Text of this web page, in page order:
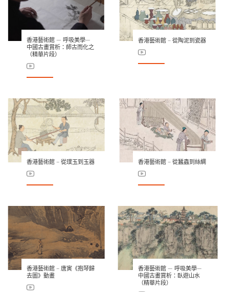
香港藝術館 — 呼吸美學—
中國古畫賞析：師古而化之
（精華片段）
香港藝術館 – 從陶泥到瓷器
香港藝術館 – 從璞玉到玉器 香港藝術館 – 從蠶蟲到絲綢
香港藝術館 – 唐寅《抱琴歸
去圖》動畫
香港藝術館 — 呼吸美學—
中國古畫賞析：臥遊山水
（精華片段）